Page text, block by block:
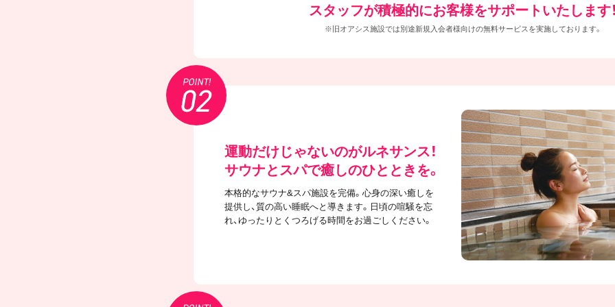
スタッフが積極的にお客様をサポートいたします
※旧オアシス施設では別途新規入会者様向けの無料サービスを実施しております。
運動だけじゃないのがルネサンス！
サウナとスパで癒しのひとときを。
本格的なサウナ&スパ施設を完備。心身の深い癒しを
提供し、質の高い睡眠へと導きます。日頃の喧騒を忘
れ、ゆったりとくつろげる時間をお過ごしください。